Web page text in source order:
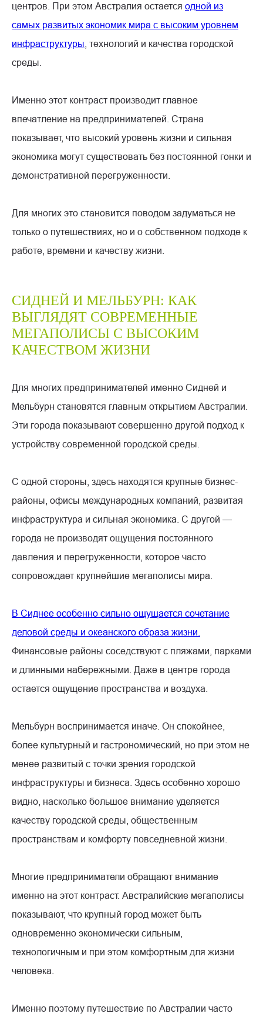
центров. При этом Австралия остается одной из
самых развитых экономик мира с высоким уровнем
инфраструктуры , технологий и качества городской
среды.
Именно этот контраст производит главное
впечатление на предпринимателей. Страна
показывает, что высокий уровень жизни и сильная
экономика могут существовать без постоянной гонки и
демонстративной перегруженности.
Для многих это становится поводом задуматься не
только о путешествиях, но и о собственном подходе к
работе, времени и качеству жизни.
СИДНЕЙ И МЕЛЬБУРН: КАК
ВЫГЛЯДЯТ СОВРЕМЕННЫЕ
МЕГАПОЛИСЫ С ВЫСОКИМ
КАЧЕСТВОМ ЖИЗНИ
Для многих предпринимателей именно Сидней и
Мельбурн становятся главным открытием Австралии.
Эти города показывают совершенно другой подход к
устройству современной городской среды.
С одной стороны, здесь находятся крупные бизнес-
районы, офисы международных компаний, развитая
инфраструктура и сильная экономика. С другой —
города не производят ощущения постоянного
давления и перегруженности, которое часто
сопровождает крупнейшие мегаполисы мира.
В Сиднее особенно сильно ощущается сочетание
деловой среды и океанского образа жизни.
Финансовые районы соседствуют с пляжами, парками
и длинными набережными. Даже в центре города
остается ощущение пространства и воздуха.
Мельбурн воспринимается иначе. Он спокойнее,
более культурный и гастрономический, но при этом не
менее развитый с точки зрения городской
инфраструктуры и бизнеса. Здесь особенно хорошо
видно, насколько большое внимание уделяется
качеству городской среды, общественным
пространствам и комфорту повседневной жизни.
Многие предприниматели обращают внимание
именно на этот контраст. Австралийские мегаполисы
показывают, что крупный город может быть
одновременно экономически сильным,
технологичным и при этом комфортным для жизни
человека.
Именно поэтому путешествие по Австралии часто